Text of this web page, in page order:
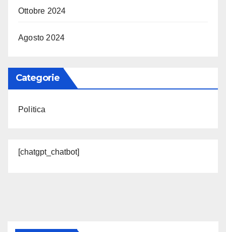
Ottobre 2024
Agosto 2024
Categorie
Politica
[chatgpt_chatbot]